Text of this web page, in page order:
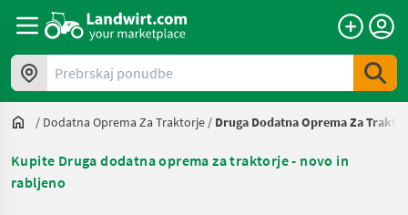
Prebrskaj ponudbe
/ Dodatna Oprema Za Traktorje / Druga Dodatna Oprema Za
Kupite Druga dodatna oprema za traktorje - novo in
rabljeno